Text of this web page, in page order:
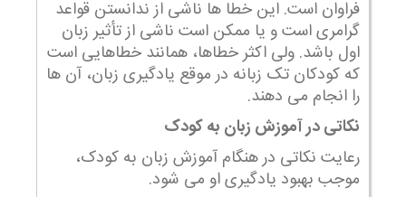
فراوان است. این خطا ها ناشی از ندانستن قواعد
گرامری است و یا ممکن است ناشی از تأثیر زبان
اول باشد. ولی اکثر خطاها، همانند خطاهایی است
که کودکان تک زبانه در موقع یادگیری زبان، آن ها
را انجام می دهند.
نکاتی در آموزش زبان به کودک
رعایت نکاتی در هنگام آموزش زبان به کودک،
موجب بهبود یادگیری او می شود.